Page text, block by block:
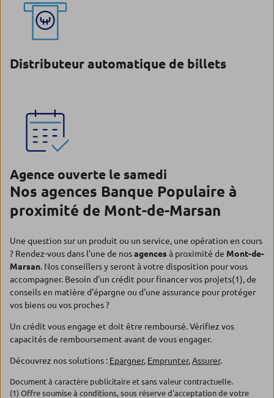
Distributeur automatique de billets
Agence ouverte le samedi
Nos agences Banque Populaire à
proximité de Mont-de-Marsan
Une question sur un produit ou un service, une opération en cours
? Rendez-vous dans l'une de nosagencesà proximité de Mont-de-
Marsan. Nos conseillers y seront à votre disposition pour vous
accompagner. Besoin d'un crédit pour financer vos projets(1), de
conseils en matière d'épargne ou d'une assurance pour protéger
vos biens ou vos proches ?
Un crédit vous engage et doit être remboursé. Vérifiez vos
capacités de remboursement avant de vous engager.
Découvrez nos solutions : Epargner, Emprunter,Assurer.
Document à caractère publicitaire et sans valeur contractuelle.
(1) Offre soumise à conditions, sous réserve d'acceptation de votre